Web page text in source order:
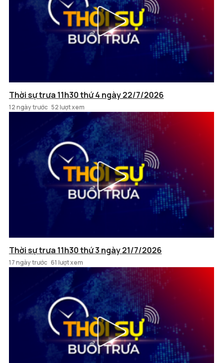
Thời sự trưa 11h30 thứ 4 ngày 22/7/2026
12 ngày trước 52 lượt xem
Thời sự trưa 11h30 thứ 3 ngày 21/7/2026
17 ngày trước 61 lượt xem